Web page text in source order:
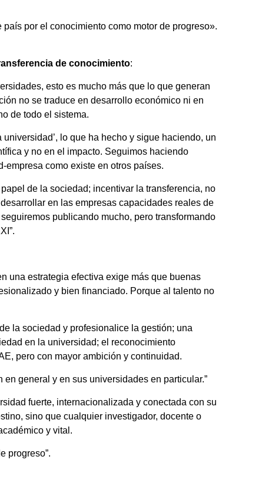
por el conocimiento como motor de progreso».
de conocimiento:
esto es mucho más que lo que generan
no se traduce en desarrollo económico ni en
de todo el sistema.
lo que ha hecho y sigue haciendo, un
y no en el impacto. Seguimos haciendo
empresa como existe en otros países.
de la sociedad; incentivar la transferencia, no
en las empresas capacidades reales de
publicando mucho, pero transformando
una estrategia efectiva exige más que buenas
y bien financiado. Porque al talento no
la sociedad y profesionalice la gestión; una
en la universidad; el reconocimiento
pero con mayor ambición y continuidad.
general y en sus universidades en particular.”
fuerte, internacionalizada y conectada con su
sino que cualquier investigador, docente o
y vital.
progreso”.